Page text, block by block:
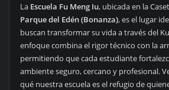
La Escuela Fu Meng Iu, ubicada en la
Parque del Edén (Bonanza), es el lugar
buscan transformar su vida a través del
enfoque combina el rigor técnico con la
permitiendo que cada estudiante
ambiente seguro, cercano y profesional.
qué nuestra escuela es el refugio de